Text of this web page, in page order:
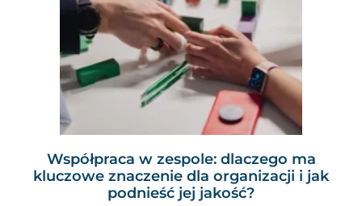
Współpraca w zespole: dlaczego ma
kluczowe znaczenie dla organizacji i jak
podnieść jej jakość?